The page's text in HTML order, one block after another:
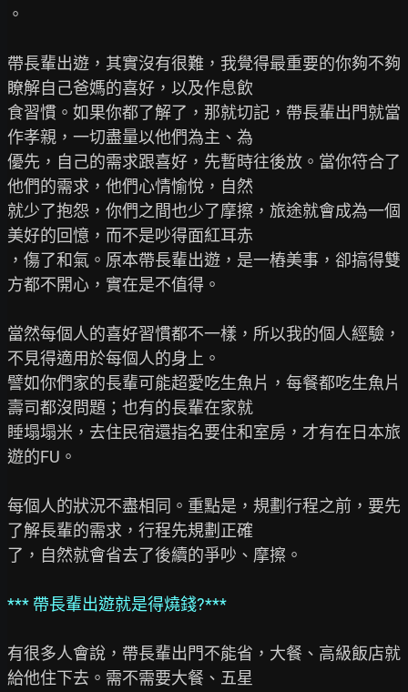
。
帶長輩出遊，其實沒有很難，我覺得最重要的你夠不夠
瞭解自己爸媽的喜好，以及作息飲
食習慣。如果你都了解了，那就切記，帶長輩出門就當
作孝親，一切盡量以他們為主、為
優先，自己的需求跟喜好，先暫時往後放。當你符合了
他們的需求，他們心情愉悅，自然
就少了抱怨，你們之間也少了摩擦，旅途就會成為一個
美好的回憶，而不是吵得面紅耳赤
，傷了和氣。原本帶長輩出遊，是一樁美事，卻搞得雙
方都不開心，實在是不值得。
當然每個人的喜好習慣都不一樣，所以我的個人經驗，
不見得適用於每個人的身上。
譬如你們家的長輩可能超愛吃生魚片，每餐都吃生魚片
壽司都沒問題；也有的長輩在家就
睡塌塌米，去住民宿還指名要住和室房，才有在日本旅
遊的FU。
每個人的狀況不盡相同。重點是，規劃行程之前，要先
了解長輩的需求，行程先規劃正確
了，自然就會省去了後續的爭吵、摩擦。
*** 帶長輩出遊就是得燒錢?***
有很多人會說，帶長輩出門不能省，大餐、高級飯店就
給他住下去。需不需要大餐、五星